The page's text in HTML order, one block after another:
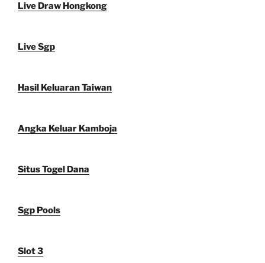
Live Draw Hongkong
Live Sgp
Hasil Keluaran Taiwan
Angka Keluar Kamboja
Situs Togel Dana
Sgp Pools
Slot 3